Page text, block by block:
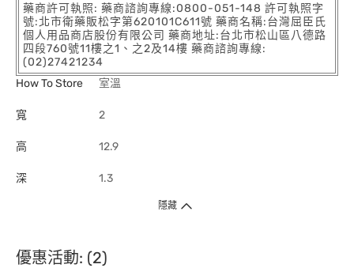
藥商許可執照: 藥商諮詢專線:0800-051-148 許可執照字
號:北市衛藥販松字第620101C611號 藥商名稱:台灣屈臣氏
個人用品商店股份有限公司 藥商地址:台北市松山區八德路
四段760號11樓之1、之2及14樓 藥商諮詢專線:
(02)27421234
How To Store
室溫
寬 2
高 12.9
深 1.3
隱藏
優惠活動: (2)